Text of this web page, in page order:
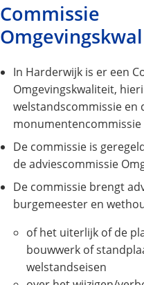
Commissie
In Harderwijk is er een
Omgevingskwaliteit,
welstandscommissie en
monumentencommissie
De commissie is
de adviescommissie
De commissie brengt
burgemeester en
of het uiterlijk of de
bouwwerk of
welstandseisen